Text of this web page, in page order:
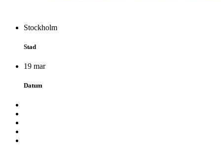
Stockholm
Stad
19 mar
Datum